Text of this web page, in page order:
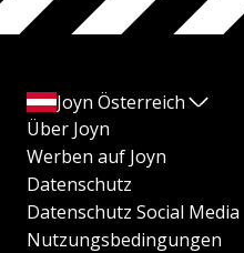
Joyn Österreich
Über Joyn
Werben auf Joyn
Datenschutz
Datenschutz Social Media
Nutzungsbedingungen